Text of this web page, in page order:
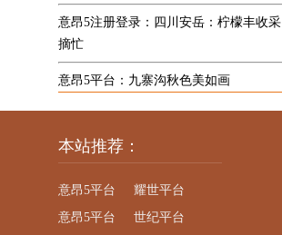
意昂5注册登录：四川安岳：柠檬丰收采
摘忙
意昂5平台：九寨沟秋色美如画
本站推荐：
意昂5平台
耀世平台
意昂5平台
世纪平台